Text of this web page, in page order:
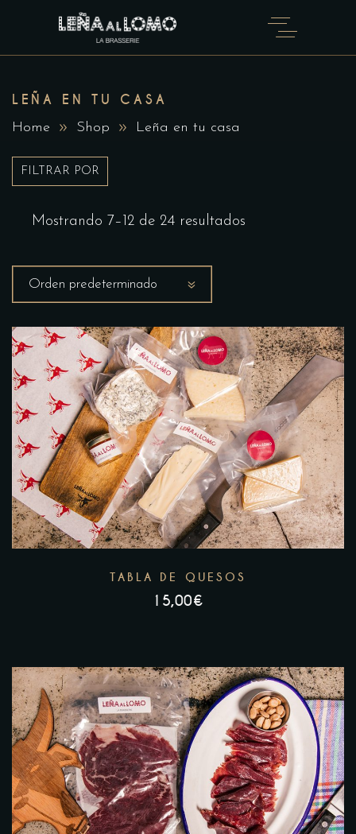
LEÑA EN TU CASA
Home Shop Leña en tu casa
FILTRAR POR
Mostrando 7–12 de 24 resultados
Orden predeterminado
TABLA DE QUESOS
15,00€